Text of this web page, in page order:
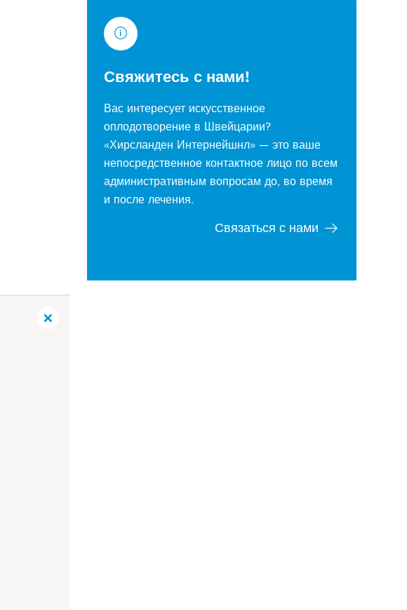
Свяжитесь с нами!
Вас интересует искусственное
оплодотворение в Швейцарии?
«Хирсланден Интернейшнл» — это ваше
непосредственное контактное лицо по всем
административным вопросам до, во время
и после лечения.
Связаться с нами